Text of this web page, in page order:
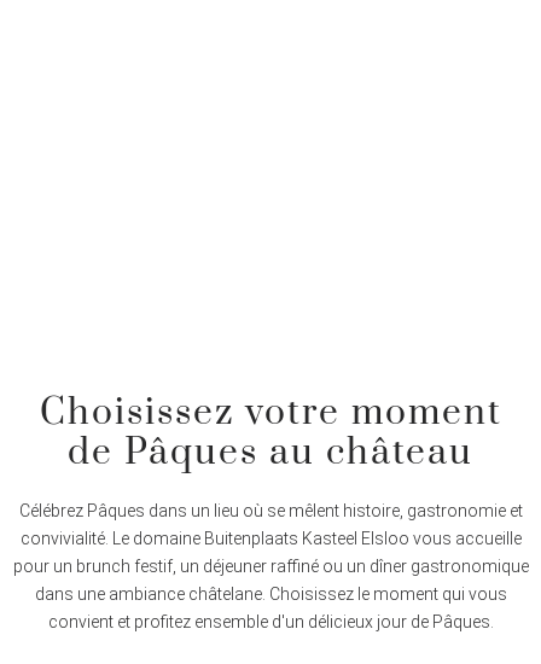
Choisissez votre moment
de Pâques au château
Célébrez Pâques dans un lieu où se mêlent histoire, gastronomie et
convivialité. Le domaine Buitenplaats Kasteel Elsloo vous accueille
pour un brunch festif, un déjeuner raffiné ou un dîner gastronomique
dans une ambiance châtelane. Choisissez le moment qui vous
convient et profitez ensemble d'un délicieux jour de Pâques.